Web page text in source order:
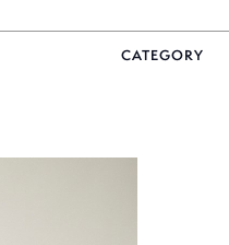
CATEGORY